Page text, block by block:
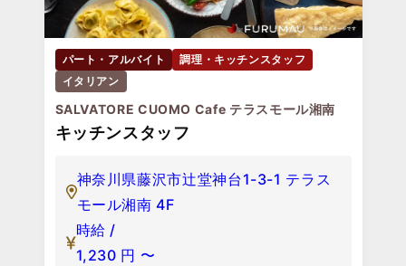
パート・アルバイト
調理・キッチンスタッフ
イタリアン
SALVATORE CUOMO Cafe テラスモール湘南
キッチンスタッフ
神奈川県藤沢市辻堂神台1-3-1 テラス
モール湘南 4F
時給 /
1,230 円 〜